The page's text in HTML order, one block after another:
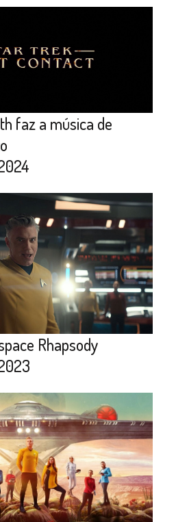
faz a música de
Rhapsody